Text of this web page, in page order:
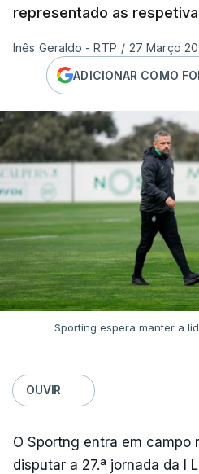
representado as
Inês Geraldo - RTP / 27 Março
ADICIONAR COMO
Sporting espera manter a
OUVIR
O Sportng entra em campo
disputar a 27.ª jornada da I